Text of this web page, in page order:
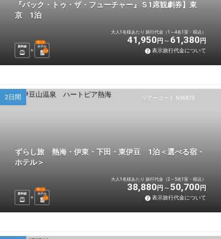
『バック・トゥ・ザ・フューチャー』Ｓ1席観劇券】東
京 1泊
新幹線 ホテル
選べる
1 泊
大人1名様あたり 旅行代金（1～4名1室・税込）
41,950 円 61,380 円
表示旅行代金について
ツアーコード N96873
2日間
ずらし旅 熱海・伊東・下田・東伊豆 1泊＜選べる宿・
ホテル＞
新幹線 ホテル
選べる
1 泊
大人1名様あたり 旅行代金（2～5名1室・税込）
38,880 円 50,700 円
表示旅行代金について